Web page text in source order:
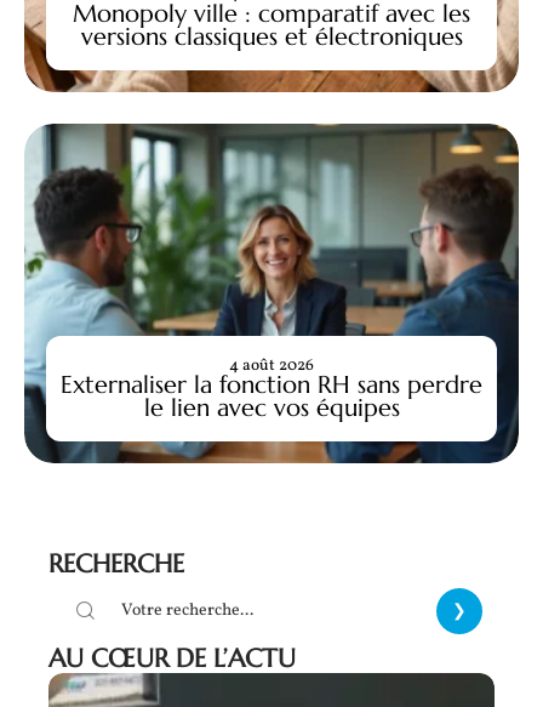
Monopoly ville : comparatif avec les
versions classiques et électroniques
Externaliser la fonction RH sans perdre
le lien avec vos équipes
4 août 2026
RECHERCHE
AU CŒUR DE L’ACTU